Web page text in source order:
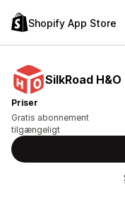
Shopify App Store
SilkRoad
Priser
Gratis abonnement
tilgængeligt